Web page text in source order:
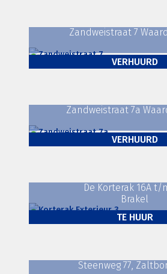
Zandweistraat 7
VERHUURD
Zandweistraat 7a
Kantoorruimte
VERHUURD
De Korterak 16A t/
Brakel
TE HUUR
Steenweg 77,